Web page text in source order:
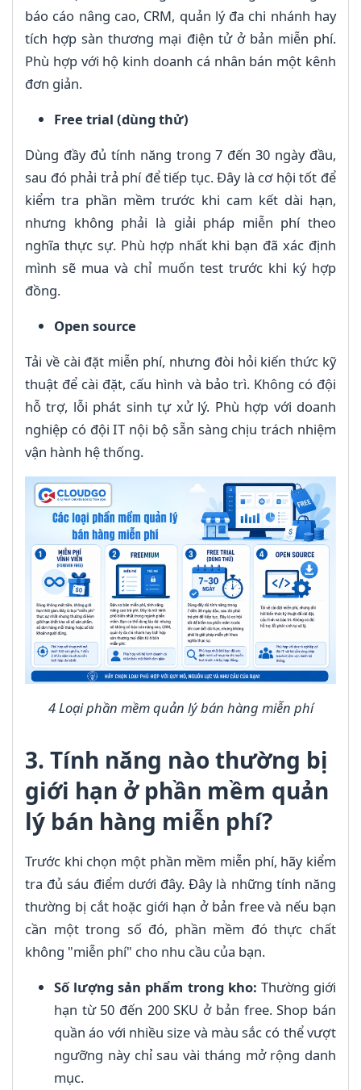
báo cáo nâng cao, CRM, quản lý đa chi nhánh hay
tích hợp sàn thương mại điện tử ở bản miễn phí.
Phù hợp với hộ kinh doanh cá nhân bán một kênh
đơn giản.
Free trial (dùng thử)
Dùng đầy đủ tính năng trong 7 đến 30 ngày đầu,
sau đó phải trả phí để tiếp tục. Đây là cơ hội tốt để
kiểm tra phần mềm trước khi cam kết dài hạn,
nhưng không phải là giải pháp miễn phí theo
nghĩa thực sự. Phù hợp nhất khi bạn đã xác định
mình sẽ mua và chỉ muốn test trước khi ký hợp
đồng.
Open source
Tải về cài đặt miễn phí, nhưng đòi hỏi kiến thức kỹ
thuật để cài đặt, cấu hình và bảo trì. Không có đội
hỗ trợ, lỗi phát sinh tự xử lý. Phù hợp với doanh
nghiệp có đội IT nội bộ sẵn sàng chịu trách nhiệm
vận hành hệ thống.
4 Loại phần mềm quản lý bán hàng miễn phí
3. Tính năng nào thường bị
giới hạn ở phần mềm quản
lý bán hàng miễn phí?
Trước khi chọn một phần mềm miễn phí, hãy kiểm
tra đủ sáu điểm dưới đây. Đây là những tính năng
thường bị cắt hoặc giới hạn ở bản free và nếu bạn
cần một trong số đó, phần mềm đó thực chất
không "miễn phí" cho nhu cầu của bạn.
Số lượng sản phẩm trong kho: Thường giới
hạn từ 50 đến 200 SKU ở bản free. Shop bán
quần áo với nhiều size và màu sắc có thể vượt
ngưỡng này chỉ sau vài tháng mở rộng danh
mục.